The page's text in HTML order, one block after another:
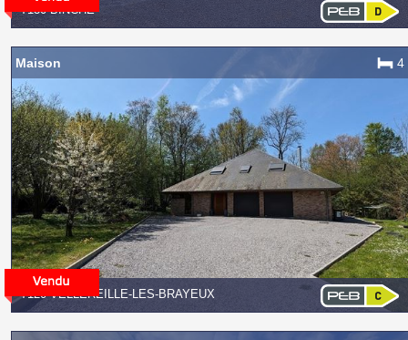
7130 BINCHE
7120 VELLEREILLE-LES-BRAYEUX
Maison 4